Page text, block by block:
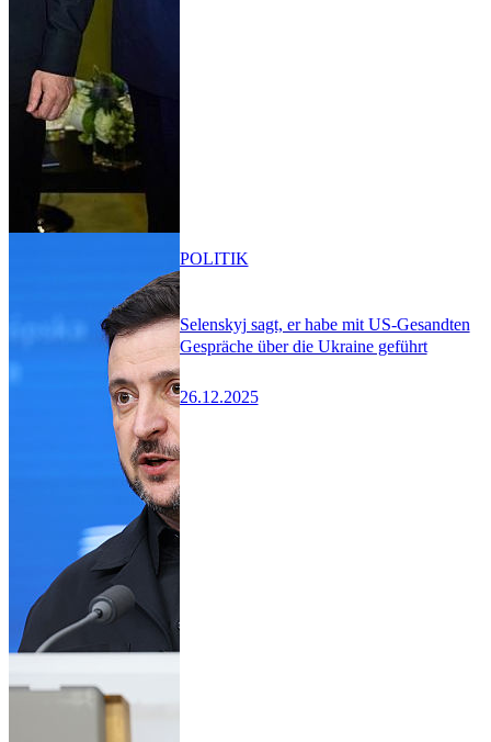
Selenskyj sagt, er habe mit US-Gesandten
Gespräche über die Ukraine geführt
26.12.2025
POLITIK